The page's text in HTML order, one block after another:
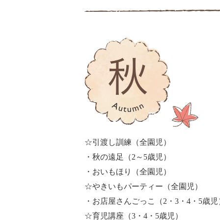
☆引渡し訓練（全園児）
・秋の遠足（2～5歳児）
・おいもほり（全園児）
☆やきいもパーティー（全園児）
・お店屋さんごっこ（2・3・4・5歳児
☆育児講座（3・4・5歳児）